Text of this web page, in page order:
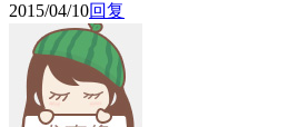
2015/04/10回复